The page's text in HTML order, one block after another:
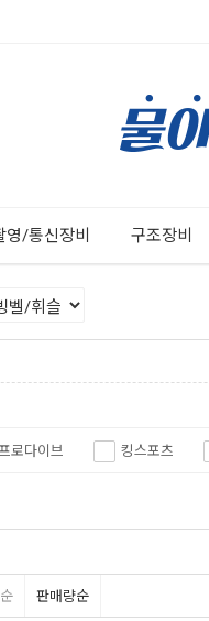
영/통신장비 구조장비
로다이브 킹스포츠
판매량순